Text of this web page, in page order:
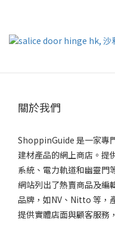
關於我們
ShoppinGuide 是一家專
建材產品的網上商店。提
系統、電力軌道和幽靈門
網站列出了熱賣商品及編
品牌，如NV、Nitto 等，
提供實體店面與顧客服務